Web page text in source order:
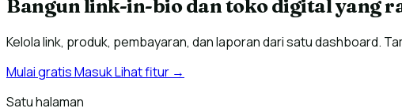
Bangun link-in-bio dan toko digital yang
Kelola link, produk, pembayaran, dan laporan dari satu dashboard.
Mulai gratisMasukLihat fitur →
Satu halaman